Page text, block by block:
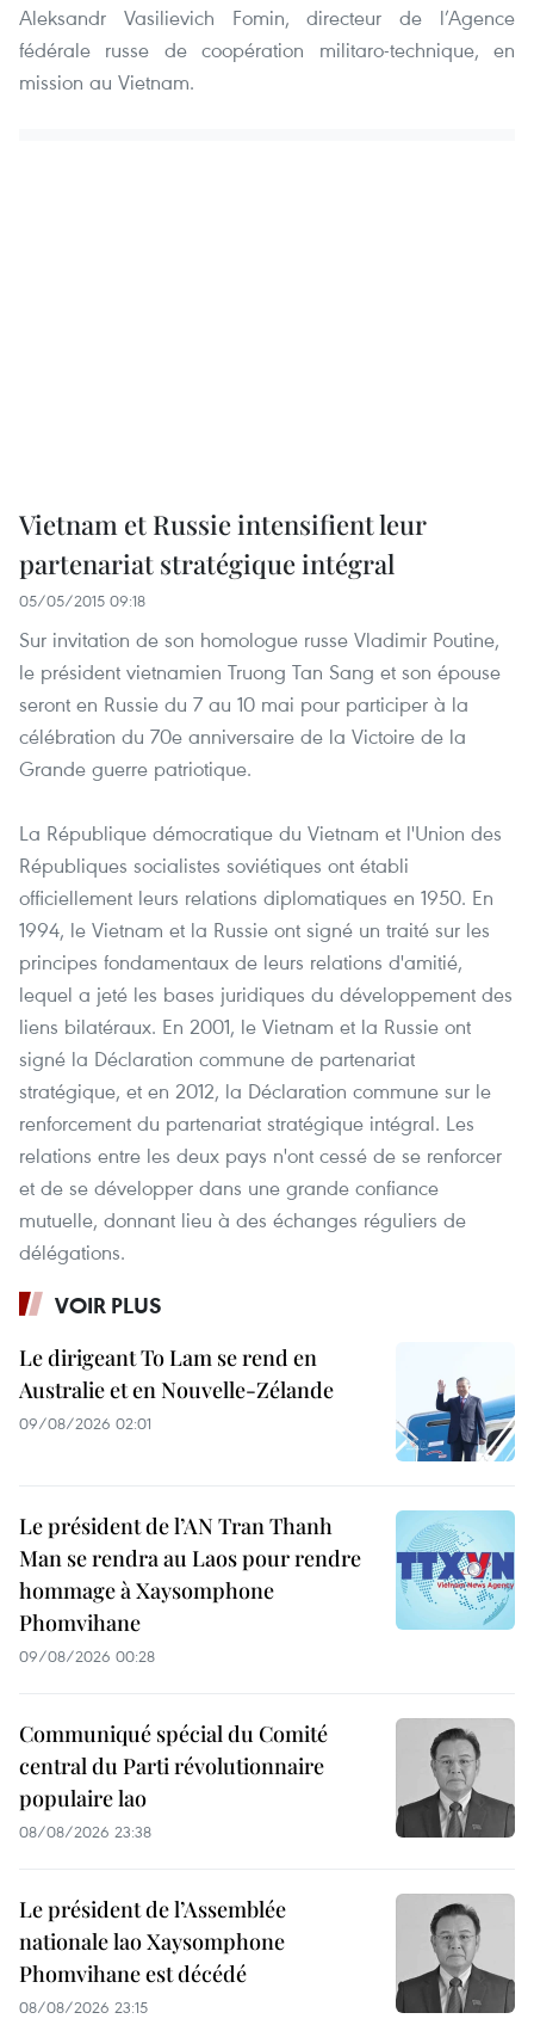
Aleksandr Vasilievich Fomin, directeur de l’Agence
fédérale russe de coopération militaro-technique, en
mission au Vietnam.
Vietnam et Russie intensifient leur
partenariat stratégique intégral
05/05/2015 09:18
Sur invitation de son homologue russe Vladimir Poutine,
le président vietnamien Truong Tan Sang et son épouse
seront en Russie du 7 au 10 mai pour participer à la
célébration du 70e anniversaire de la Victoire de la
Grande guerre patriotique.
La République démocratique du Vietnam et l'Union des
Républiques socialistes soviétiques ont établi
officiellement leurs relations diplomatiques en 1950. En
1994, le Vietnam et la Russie ont signé un traité sur les
principes fondamentaux de leurs relations d'amitié,
lequel a jeté les bases juridiques du développement des
liens bilatéraux. En 2001, le Vietnam et la Russie ont
signé la Déclaration commune de partenariat
stratégique, et en 2012, la Déclaration commune sur le
renforcement du partenariat stratégique intégral. Les
relations entre les deux pays n'ont cessé de se renforcer
et de se développer dans une grande confiance
mutuelle, donnant lieu à des échanges réguliers de
délégations.
VOIR PLUS
Le dirigeant To Lam se rend en
Australie et en Nouvelle-Zélande
09/08/2026 02:01
Le président de l’AN Tran Thanh
Man se rendra au Laos pour rendre
hommage à Xaysomphone
Phomvihane
09/08/2026 00:28
Communiqué spécial du Comité
central du Parti révolutionnaire
populaire lao
08/08/2026 23:38
Le président de l’Assemblée
nationale lao Xaysomphone
Phomvihane est décédé
08/08/2026 23:15